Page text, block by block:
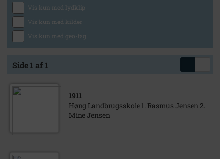
Vis kun med lydklip
Vis kun med kilder
Vis kun med geo-tag
Side 1 af 1
1911
Høng Landbrugsskole 1. Rasmus Jensen 2.
Mine Jensen